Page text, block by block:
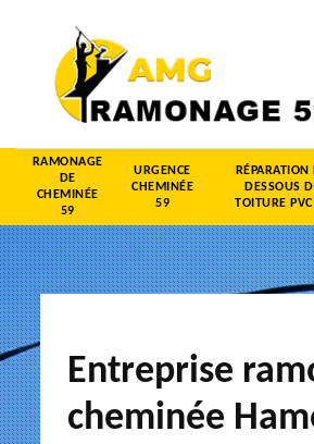
RAMONAGE
DE
CHEMINÉE
59
URGENCE
CHEMINÉE
59
RÉPARATION
DESSOUS
TOITURE
Entreprise
cheminée